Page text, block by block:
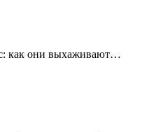
как они выхаживают…